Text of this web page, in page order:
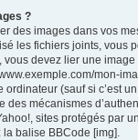
?
des images dans vos
les fichiers joints, vous
vous devez lier une
mon-
ordinateur (sauf si c’est
des mécanismes
sites protégés par
la balise BBCode [img].